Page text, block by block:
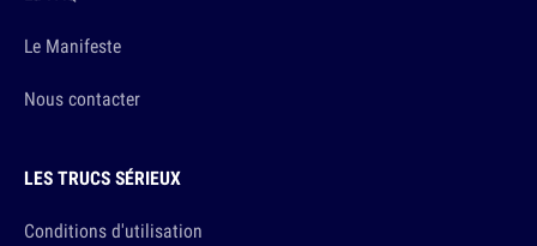
Le Manifeste
Nous contacter
LES TRUCS SÉRIEUX
Conditions d'utilisation